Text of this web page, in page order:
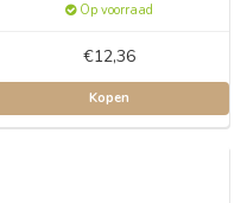
Op voorraad
€12,36
Kopen